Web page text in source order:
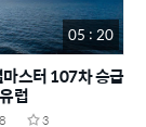
05 : 20
스터 107차 승급
럽
3